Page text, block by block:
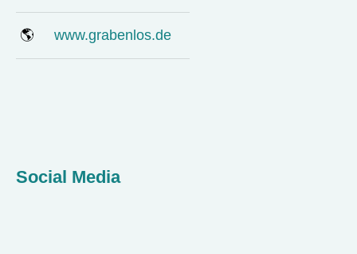
🌎 www.grabenlos.de
Social Media